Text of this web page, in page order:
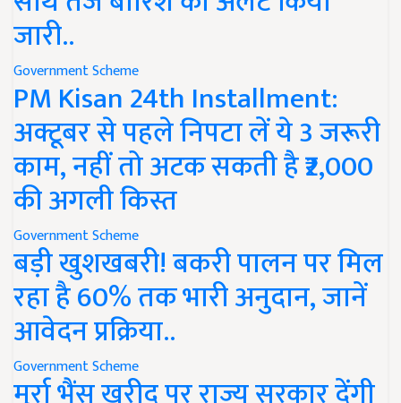
जारी..
Government Scheme
PM Kisan 24th Installment:
अक्टूबर से पहले निपटा लें ये 3 जरूरी
काम, नहीं तो अटक सकती है ₹2,000
की अगली किस्त
Government Scheme
बड़ी खुशखबरी! बकरी पालन पर मिल
रहा है 60% तक भारी अनुदान, जानें
आवेदन प्रक्रिया..
Government Scheme